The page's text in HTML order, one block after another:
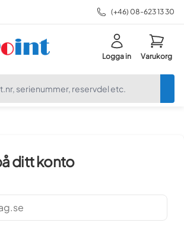
(+46) 08-623 13 30
Logga in Varukorg
ditt konto